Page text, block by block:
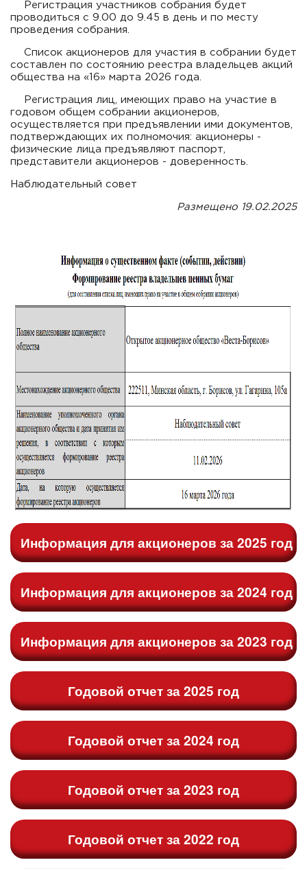
Регистрация участников собрания будет
проводиться с 9.00 до 9.45 в день и по месту
проведения собрания.
Список акционеров для участия в собрании будет
составлен по состоянию реестра владельцев акций
общества на «16» марта 2026 года.
Регистрация лиц, имеющих право на участие в
годовом общем собрании акционеров,
осуществляется при предъявлении ими документов,
подтверждающих их полномочия: акционеры -
физические лица предъявляют паспорт,
представители акционеров - доверенность.
Наблюдательный совет
Размещено 19.02.2025